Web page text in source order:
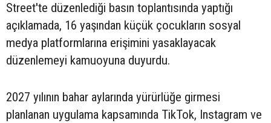
Street'te düzenlediği basın toplantısında yaptığı
açıklamada, 16 yaşından küçük çocukların sosyal
medya platformlarına erişimini yasaklayacak
düzenlemeyi kamuoyuna duyurdu.
2027 yılının bahar aylarında yürürlüğe girmesi
planlanan uygulama kapsamında TikTok, Instagram ve